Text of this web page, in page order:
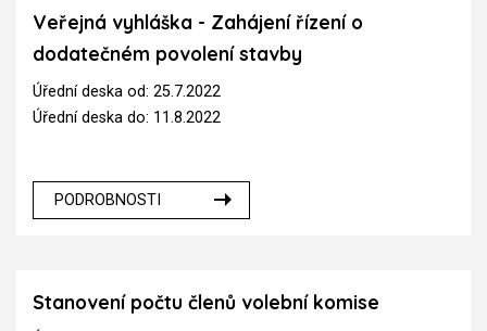
Veřejná vyhláška - Zahájení řízení o
dodatečném povolení stavby
Úřední deska od: 25.7.2022
Úřední deska do: 11.8.2022
PODROBNOSTI
Stanovení počtu členů volební komise